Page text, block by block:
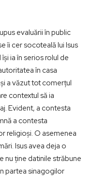
evaluării în public
îi cer socoteală lui Isus
ia în serios rolul de
în casa
a văzut tot comerțul
contextul să ia
Evident, a contesta
a contesta
religioși. O asemenea
Isus avea deja o
nu ține datinile străbune
partea sinagogilor